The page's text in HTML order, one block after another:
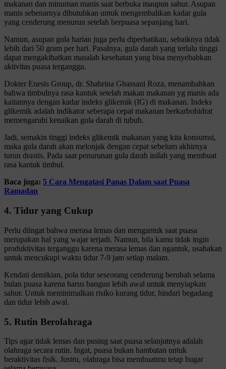
makanan dan minuman manis saat berbuka maupun sahur. Asupan
manis sebenarnya dibutuhkan untuk mengembalikan kadar gula
yang cenderung menurun setelah berpuasa sepanjang hari.
Namun, asupan gula harian juga perlu diperhatikan, sebaiknya tidak
lebih dari 50 gram per hari. Pasalnya, gula darah yang terlalu tinggi
dapat mengakibatkan masalah kesehatan yang bisa menyebabkan
aktivitas puasa terganggu.
Dokter Enesis Group, dr. Shabrina Ghassani Roza, menambahkan
bahwa timbulnya rasa kantuk setelah makan makanan yg manis ada
kaitannya dengan kadar indeks glikemik (IG) di makanan. Indeks
glikemik adalah indikator seberapa cepat makanan berkarbohidrat
memengaruhi kenaikan gula darah di tubuh.
Jadi, semakin tinggi indeks glikemik makanan yang kita konsumsi,
maka gula darah akan melonjak dengan cepat sebelum akhirnya
turun drastis. Pada saat penurunan gula darah inilah yang membuat
rasa kantuk timbul.
Baca juga: 5 Cara Mengatasi Panas Dalam saat Puasa
Ramadan
4. Tidur yang Cukup
Perlu diingat bahwa merasa lemas dan mengantuk saat puasa
merupakan hal yang wajar terjadi. Namun, bila kamu tidak ingin
produktivitas terganggu karena merasa lemas dan ngantuk, usahakan
untuk mencukupi waktu tidur 7-9 jam setiap malam.
Kendati demikian, pola tidur seseorang cenderung berubah selama
bulan puasa karena harus bangun lebih awal untuk menyiapkan
sahur. Untuk meminimalkan risiko kurang tidur, hindari begadang
dan tidur lebih awal.
5. Rutin Berolahraga
Tips agar tidak lemas dan pusing saat puasa selanjutnya adalah
olahraga secara rutin. Ingat, puasa bukan hambatan untuk
beraktivitas fisik. Justru, olahraga bisa membuatmu tetap bugar